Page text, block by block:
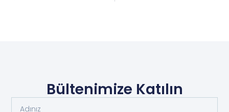
Bültenimize Katılın